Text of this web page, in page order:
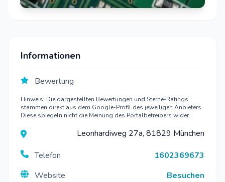
Informationen
Bewertung
Hinweis: Die dargestellten Bewertungen und Sterne-Ratings
stammen direkt aus dem Google-Profil des jeweiligen Anbieters.
Diese spiegeln nicht die Meinung des Portalbetreibers wider.
Leonhardiweg 27a, 81829 München
Telefon
1602369673
Website
Besuchen